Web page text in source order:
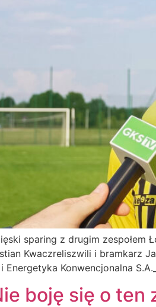
sparing z drugim
Kwaczreliszwili i bramkarz
Konwencjonalna
boję się o ten